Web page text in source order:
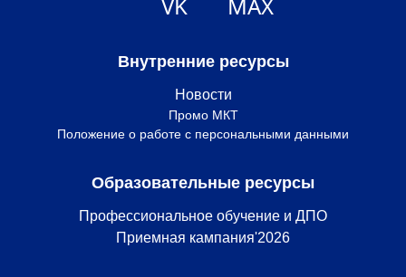
Внутренние ресурсы
Новости
Промо МКТ
Положение о работе с персональными данными
Образовательные ресурсы
Профессиональное обучение и ДПО
Приемная кампания'2026